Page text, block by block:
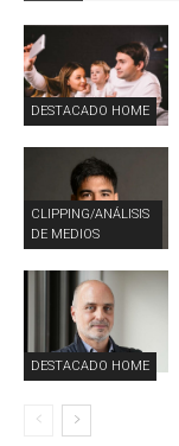
DESTACADO HOME
CLIPPING/ANÁLISIS
DE MEDIOS
DESTACADO HOME